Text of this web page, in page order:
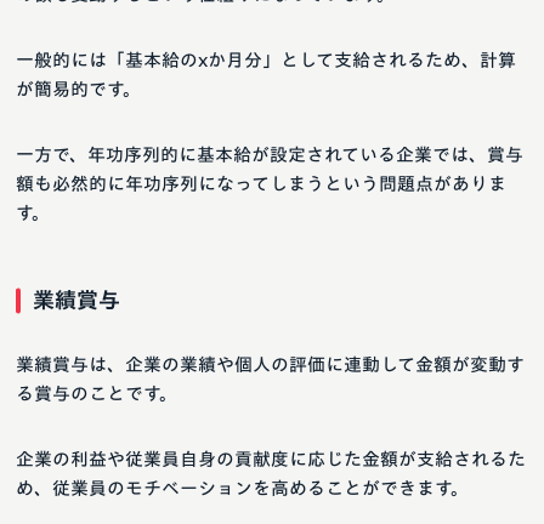
一般的には「基本給のxか月分」として支給されるため、計算
が簡易的です。
一方で、年功序列的に基本給が設定されている企業では、賞与
額も必然的に年功序列になってしまうという問題点がありま
す。
業績賞与
業績賞与は、企業の業績や個人の評価に連動して金額が変動す
る賞与のことです。
企業の利益や従業員自身の貢献度に応じた金額が支給されるた
め、従業員のモチベーションを高めることができます。